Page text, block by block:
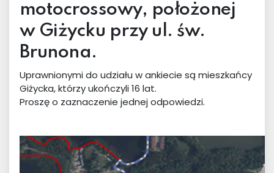
motocrossowy, położonej
w Giżycku przy ul. św.
Brunona.
Uprawnionymi do udziału w ankiecie są mieszkańcy
Giżycka, którzy ukończyli 16 lat.
Proszę o zaznaczenie jednej odpowiedzi.